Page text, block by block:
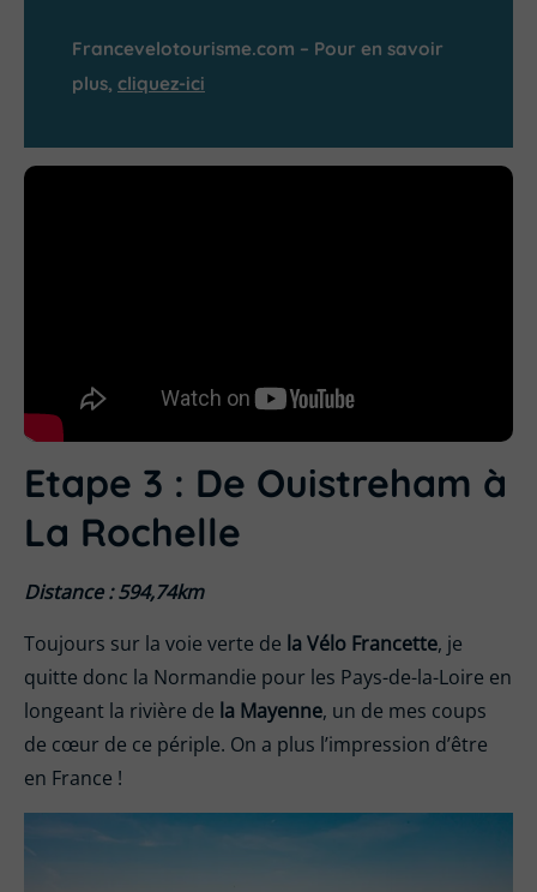
Francevelotourisme.com – Pour en savoir
plus, cliquez-ici
Etape 3 : De Ouistreham à
La Rochelle
Distance : 594,74km
Toujours sur la voie verte de la Vélo Francette, je
quitte donc la Normandie pour les Pays-de-la-Loire en
longeant la rivière de la Mayenne, un de mes coups
de cœur de ce périple. On a plus l’impression d’être
en France !